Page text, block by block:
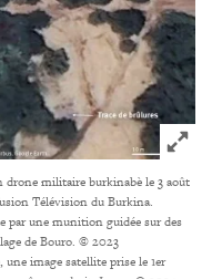
Click
drone militaire burkinabè le 3 août
Télévision du Burkina.
par une munition guidée sur des
de Bouro. © 2023
image satellite prise le 1er